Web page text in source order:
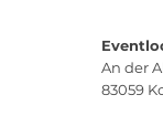
An der
83059